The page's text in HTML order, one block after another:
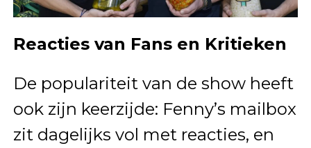
Reacties van Fans en Kritieken
De populariteit van de show heeft
ook zijn keerzijde: Fenny’s mailbox
zit dagelijks vol met reacties, en